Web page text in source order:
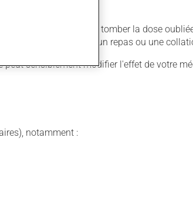
laissez simplement tomber la dose
le toujours avec un repas ou une
sensiblement modifier l'effet de votre
notamment :